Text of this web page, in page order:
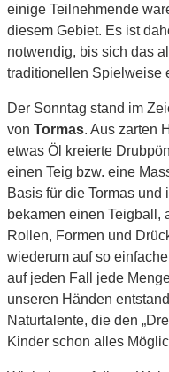
einige Teilnehmende
diesem Gebiet. Es ist
notwendig, bis sich das
traditionellen Spielweise
Der Sonntag stand im
von Tormas. Aus zarten
etwas Öl kreierte
einen Teig bzw. eine
Basis für die Tormas
bekamen einen Teigball,
Rollen, Formen und
wiederum auf so
auf jeden Fall jede
unseren Händen
Naturtalente, die den
Kinder schon alles